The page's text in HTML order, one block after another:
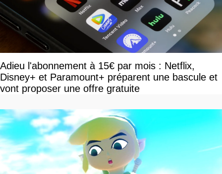
Adieu l'abonnement à 15€ par mois : Netflix,
Disney+ et Paramount+ préparent une bascule et
vont proposer une offre gratuite